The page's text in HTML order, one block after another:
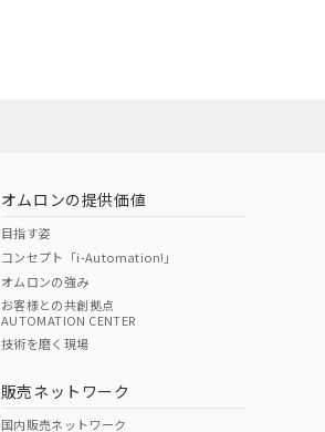
O
オムロンの提供価値
目指す姿
コンセプト「i-Automation!」
オムロンの強み
お客様との共創拠点
AUTOMATION CENTER
技術を磨く現場
販売ネットワーク
国内販売ネットワーク